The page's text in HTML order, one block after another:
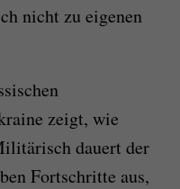
nicht zu eigenen
zeigt, wie
dauert der
Fortschritte aus,